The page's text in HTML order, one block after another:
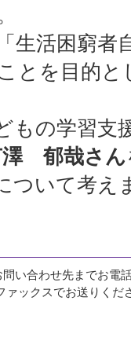
生活困窮者
とを目的
もの学習支
郁哉さん
ついて考え
い合わせ先までお電
ァックスでお送りくだ